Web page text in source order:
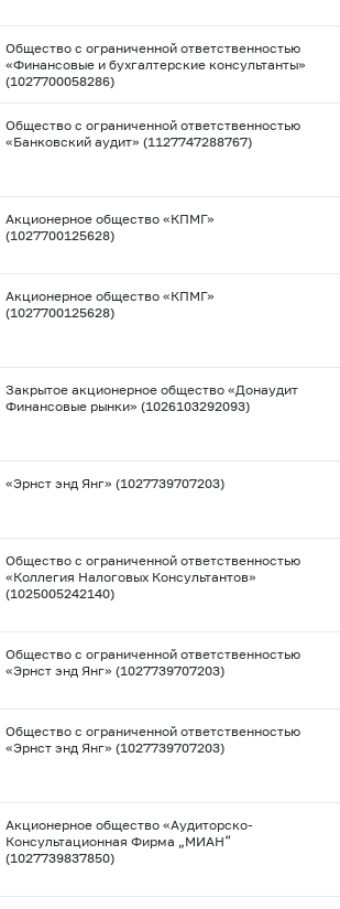
Общество с ограниченной ответственностью
«Финансовые и бухгалтерские консультанты»
(1027700058286)
Общество с ограниченной ответственностью
«Банковский аудит» (1127747288767)
Акционерное общество «КПМГ»
(1027700125628)
Акционерное общество «КПМГ»
(1027700125628)
Закрытое акционерное общество «Донаудит
Финансовые рынки» (1026103292093)
«Эрнст энд Янг» (1027739707203)
Общество с ограниченной ответственностью
«Коллегия Налоговых Консультантов»
(1025005242140)
Общество с ограниченной ответственностью
«Эрнст энд Янг» (1027739707203)
Общество с ограниченной ответственностью
«Эрнст энд Янг» (1027739707203)
Акционерное общество «Аудиторско-
Консультационная Фирма „МИАН“
(1027739837850)